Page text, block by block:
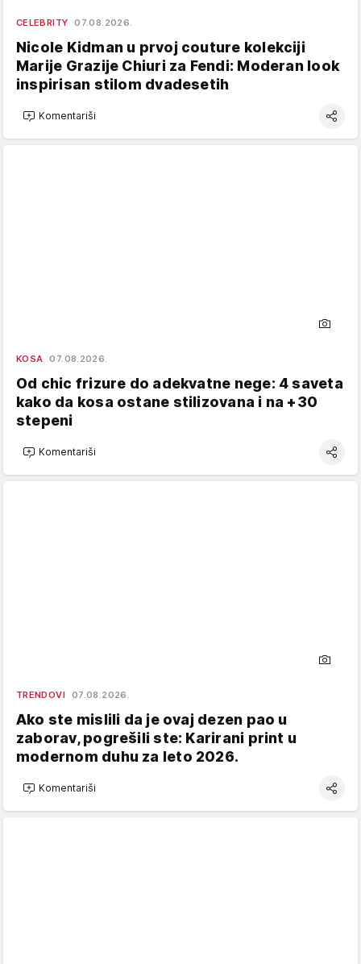
CELEBRITY 07.08.2026.
Nicole Kidman u prvoj couture kolekciji
Marije Grazije Chiuri za Fendi: Moderan look
inspirisan stilom dvadesetih
Komentariši
KOSA 07.08.2026.
Od chic frizure do adekvatne nege: 4 saveta
kako da kosa ostane stilizovana i na +30
stepeni
Komentariši
TRENDOVI 07.08.2026.
Ako ste mislili da je ovaj dezen pao u
zaborav, pogrešili ste: Karirani print u
modernom duhu za leto 2026.
Komentariši